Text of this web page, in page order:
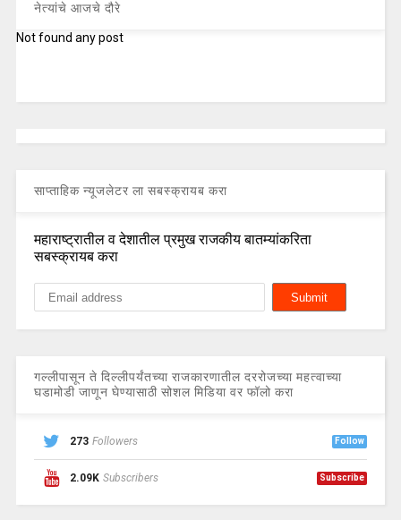
नेत्यांचे आजचे दौरे
Not found any post
साप्ताहिक न्यूजलेटर ला सबस्क्रायब करा
महाराष्ट्रातील व देशातील प्रमुख राजकीय बातम्यांकरिता
सबस्क्रायब करा
गल्लीपासून ते दिल्लीपर्यंतच्या राजकारणातील दररोजच्या महत्वाच्या
घडामोडी जाणून घेण्यासाठी सोशल मिडिया वर फॉलो करा
273 Followers Follow
2.09K Subscribers Subscribe